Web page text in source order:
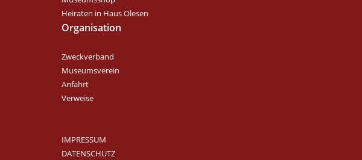
Heiraten in Haus Olesen
Organisation
Zweckverband
Museumsverein
Anfahrt
Verweise
IMPRESSUM
DATENSCHUTZ